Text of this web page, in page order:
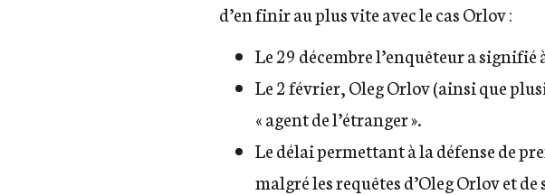
d’en finir au plus vite avec le cas Orlov :
Le 29 décembre l’enquêteur a
Le 2 février, Oleg Orlov (ainsi que
« agent de l’étranger ».
Le délai permettant à la défense de
malgré les requêtes d’Oleg Orlov et